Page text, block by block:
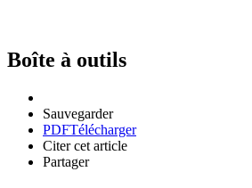
Boîte à outils
Sauvegarder
PDFTélécharger
Citer cet article
Partager